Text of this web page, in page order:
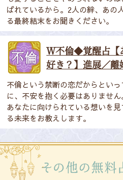
ばれているから。2人の絆、あの
る最終結末をお聞きください。
Ｗ不倫◆覚醒占【
好き？】進展／離
不倫という禁断の恋だからとい
に、不安を抱く必要はありませ
あなたに向けられている想いを
る未来をお教えします。